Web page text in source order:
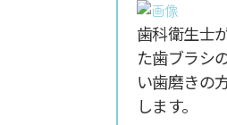
歯科衛生士
た歯ブラシ
い歯磨きの
します。